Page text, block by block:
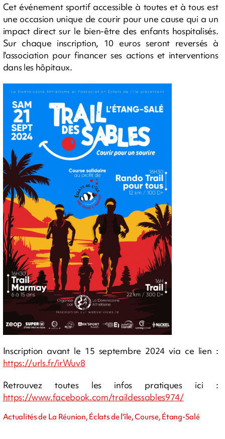
Cet événement sportif accessible à toutes et à tous est
une occasion unique de courir pour une cause qui a un
impact direct sur le bien-être des enfants hospitalisés.
Sur chaque inscription, 10 euros seront reversés à
l'association pour financer ses actions et interventions
dans les hôpitaux.
Inscription avant le 15 septembre 2024 via ce lien :
https://urls.fr/irWuv8
Retrouvez toutes les infos pratiques ici :
https://www.facebook.com/traildessables974/
Actualités de La Réunion, Éclats de l'île, Course, Étang-Salé